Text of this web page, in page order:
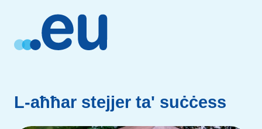
L-aħħar stejjer ta' suċċess